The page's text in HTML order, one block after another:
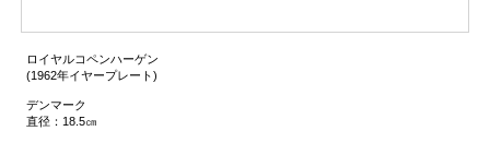
ロイヤルコペンハーゲン
(1962年イヤープレート)
デンマーク
直径：18.5㎝